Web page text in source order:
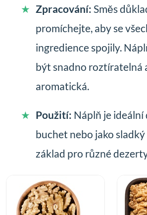
Zpracování:Směs
promíchejte, aby se
ingredience spojily.
být snadno roztíratelná
aromatická.
Použití: Náplň je ideální
buchet nebo jako
základ pro různé